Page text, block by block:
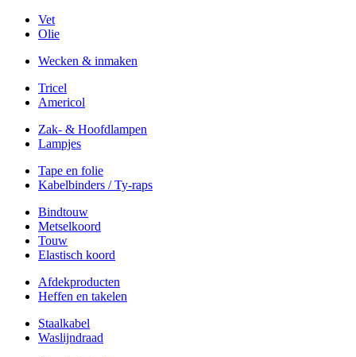
Vet
Olie
Wecken & inmaken
Tricel
Americol
Zak- & Hoofdlampen
Lampjes
Tape en folie
Kabelbinders / Ty-raps
Bindtouw
Metselkoord
Touw
Elastisch koord
Afdekproducten
Heffen en takelen
Staalkabel
Waslijndraad